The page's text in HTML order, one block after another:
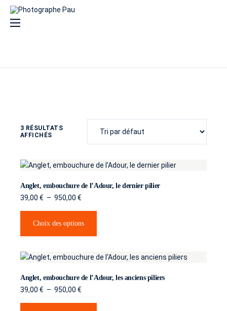
Prestations
Industrie
Portraits
Hôtellerie
Evénementiel
Abonnement photo
Transport
Drone / Prises de vue aériennes
3 RÉSULTATS
AFFICHÉS
Anglet, embouchure de l’Adour, le dernier pilier
39,00 € – 950,00 €
Choix des options
Anglet, embouchure de l’Adour, les anciens piliers
39,00 € – 950,00 €